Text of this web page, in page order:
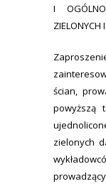
I
ZIELONYCH
ścian,
powyższą
zielonych